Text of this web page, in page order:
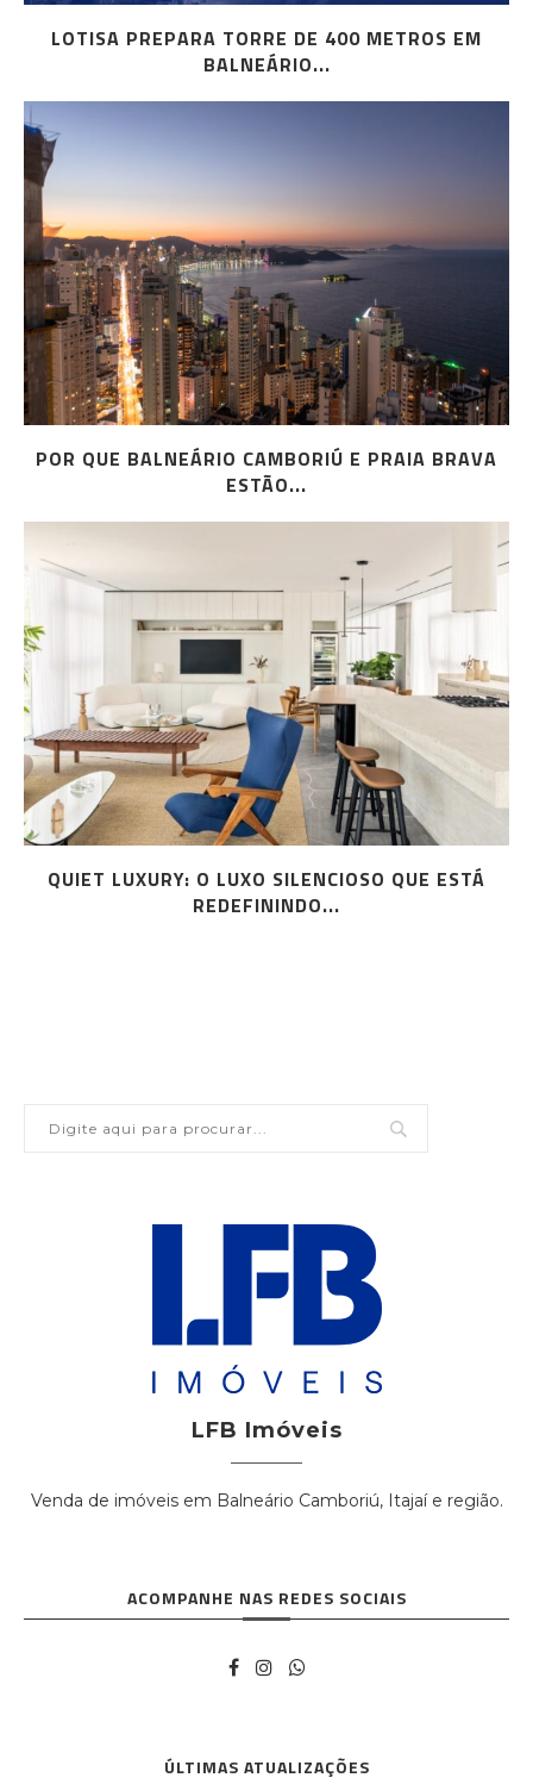
LOTISA PREPARA TORRE DE 400 METROS EM
BALNEÁRIO...
POR QUE BALNEÁRIO CAMBORIÚ E PRAIA BRAVA
ESTÃO...
QUIET LUXURY: O LUXO SILENCIOSO QUE ESTÁ
REDEFININDO...
LFB Imóveis
Venda de imóveis em Balneário Camboriú, Itajaí e região.
ACOMPANHE NAS REDES SOCIAIS
ÚLTIMAS ATUALIZAÇÕES